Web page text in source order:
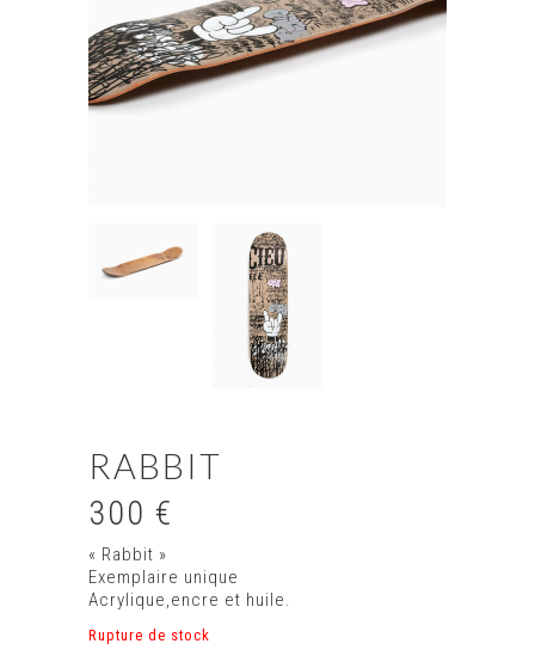
RABBIT
300 €
« Rabbit »
Exemplaire unique
Acrylique,encre et huile.
Rupture de stock